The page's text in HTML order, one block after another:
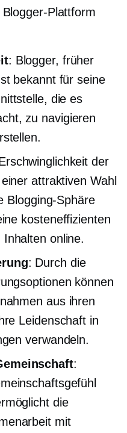
Plattform
: Blogger, früher
bekannt für seine
die es
zu navigieren
der
attraktiven Wahl
Blogging-Sphäre
kosteneffizienten
online.
: Durch die
können
aus ihren
Leidenschaft in
verwandeln.
:
die
mit